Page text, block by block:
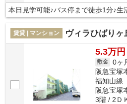
本日見学可能♪バス停まで徒歩1分♪生
賃貸 | マンション ヴィラひばりヶ
5.3万円
敷金 0ヶ
阪急宝塚
福知山線
阪急宝塚
3階 / 2Ｄ